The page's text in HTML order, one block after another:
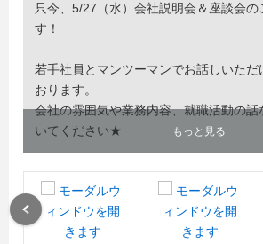
只今、5/27（水）会社説明会＆座談会の
す！
若手社員とマンツーマンでお話しいただ
おります。
会社の雰囲気や業務内容、就職活動の話
いてください★
もっと見る